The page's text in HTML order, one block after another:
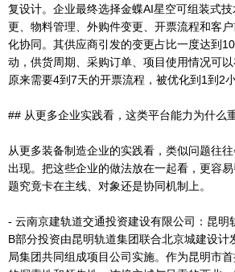
复设计。企业最终选择金蝶AI星空可组装式
更、物料管理、外购件变更、开票流程和客
化协同。其供应商引发的变更占比一度达到
动，供货周期、采购订单、项目使用情况可以
原来需要4到7天的开票流程，被优化到1到2小
## 从更多企业实践看，这类平台能力为什么
从更多装备制造企业的实践看，类似问题往
出现。把这些企业的做法放在一起看，更容
题究竟卡在主线、对象还是协同机制上。
- 云南京建轨道交通投资建设有限公司：昆明
B部分投资由昆明轨道集团联合北京城建设计
局集团共同组成项目公司实施。作为昆明市